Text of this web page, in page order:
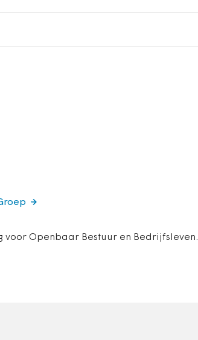
Openbaar Bestuur en Bedrijfsleven.